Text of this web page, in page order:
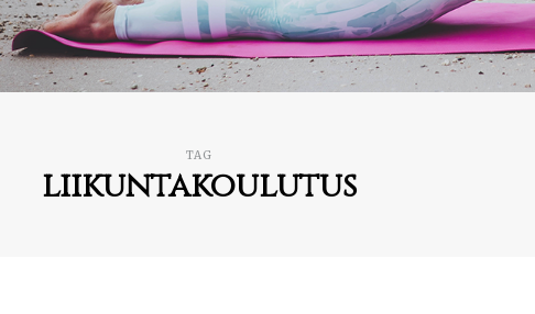
TAG
liikuntakoulutus